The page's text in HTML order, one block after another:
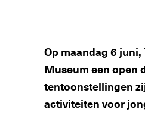
Op maandag 6
Museum een open
tentoonstellingen
activiteiten voor